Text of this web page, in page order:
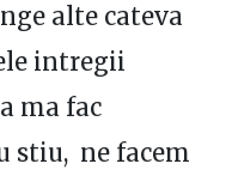
alte cateva
intregii
ma fac
stiu, ne facem